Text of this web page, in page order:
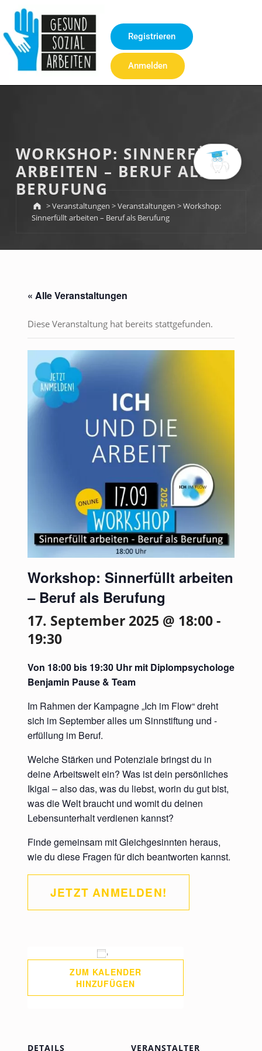
springen
Registrieren
Anmelden
WORKSHOP: SINNERFÜLLT
ARBEITEN – BERUF ALS
BERUFUNG
>Veranstaltungen >Veranstaltungen >Workshop:
Sinnerfüllt arbeiten – Beruf als Berufung
« Alle Veranstaltungen
Diese Veranstaltung hat bereits stattgefunden.
Workshop: Sinnerfüllt arbeiten
– Beruf als Berufung
17. September 2025 @ 18:00-
19:30
Von 18:00 bis 19:30 Uhr mit Diplompsychologe
Benjamin Pause & Team
Im Rahmen der Kampagne „Ich im Flow“ dreht
sich im September alles um Sinnstiftung und -
erfüllung im Beruf.
Welche Stärken und Potenziale bringst du in
deine Arbeitswelt ein? Was ist dein persönliches
Ikigai – also das, was du liebst, worin du gut bist,
was die Welt braucht und womit du deinen
Lebensunterhalt verdienen kannst?
Finde gemeinsam mit Gleichgesinnten heraus,
wie du diese Fragen für dich beantworten kannst.
JETZT ANMELDEN!
ZUM KALENDER
HINZUFÜGEN
DETAILS VERANSTALTER